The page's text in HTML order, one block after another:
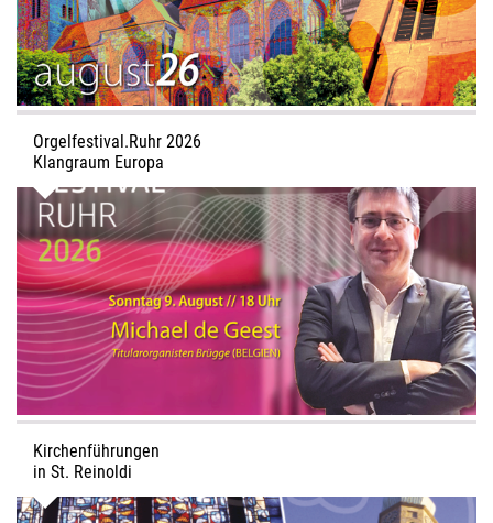
Orgelfestival.Ruhr 2026
Klangraum Europa
Sonntag 9. August // 18 Uhr
KLANGBRÜCKEN – Werke von Bach, Buxtehude, Messiaen
u.a.
Michael de Geest, Titularorganisten Brügge (BELGIEN)
Kirchenführungen
in St. Reinoldi
22. August – Die Fenster in St. Reinoldi